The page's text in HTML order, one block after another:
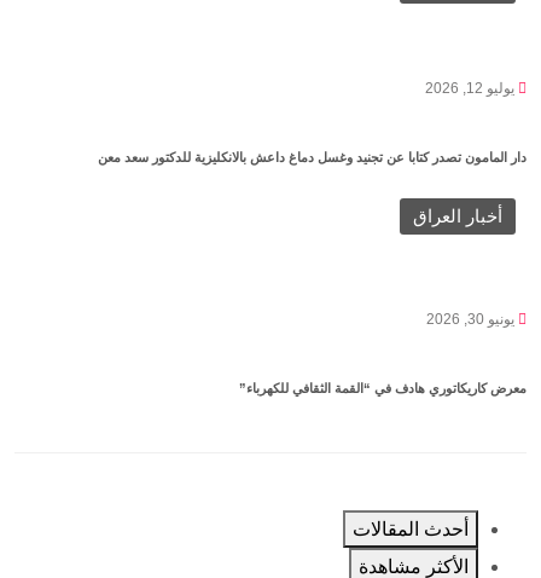
يوليو 12, 2026
دار المامون تصدر كتابا عن تجنيد وغسل دماغ داعش بالانكليزية للدكتور سعد معن
أخبار العراق
يونيو 30, 2026
معرض كاريكاتوري هادف في “القمة الثقافي للكهرباء”
أحدث المقالات
الأكثر مشاهدة